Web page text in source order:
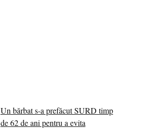
Un bărbat s-a prefăcut SURD timp
de 62 de ani pentru a evita